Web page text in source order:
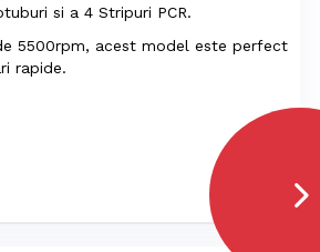
si a 4 Stripuri PCR.
5500rpm, acest model este perfect
rapide.